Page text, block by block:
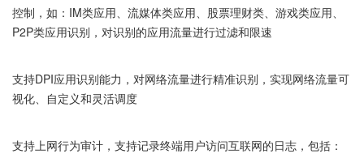
控制，如：IM类应用、流媒体类应用、股票理财类、游戏类应用、
P2P类应用识别，对识别的应用流量进行过滤和限速
支持DPI应用识别能力，对网络流量进行精准识别，实现网络流量可
视化、自定义和灵活调度
支持上网行为审计，支持记录终端用户访问互联网的日志，包括：